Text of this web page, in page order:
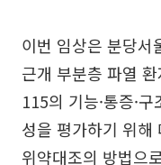
이번 임상은 분당서
근개 부분층 파열
115의 기능·통증·
성을 평가하기 위해
위약대조의 방법으